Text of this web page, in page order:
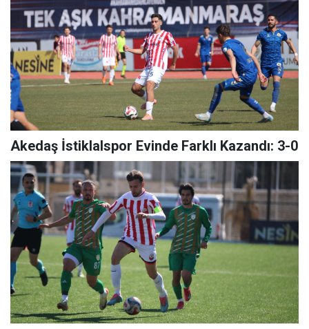
Akedaş İstiklalspor Evinde Farklı Kazandı: 3-0